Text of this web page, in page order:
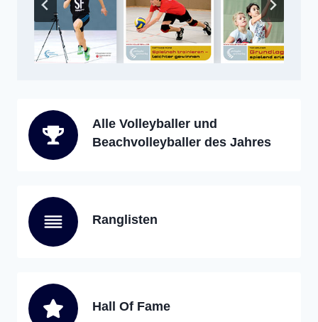
Alle Volleyballer und
Beachvolleyballer des Jahres
Ranglisten
Hall Of Fame